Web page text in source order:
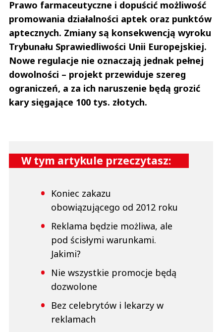
Prawo farmaceutyczne i dopuścić możliwość
promowania działalności aptek oraz punktów
aptecznych. Zmiany są konsekwencją wyroku
Trybunału Sprawiedliwości Unii Europejskiej.
Nowe regulacje nie oznaczają jednak pełnej
dowolności – projekt przewiduje szereg
ograniczeń, a za ich naruszenie będą grozić
kary sięgające 100 tys. złotych.
W tym artykule przeczytasz:
Koniec zakazu
obowiązującego od 2012 roku
Reklama będzie możliwa, ale
pod ścisłymi warunkami.
Jakimi?
Nie wszystkie promocje będą
dozwolone
Bez celebrytów i lekarzy w
reklamach